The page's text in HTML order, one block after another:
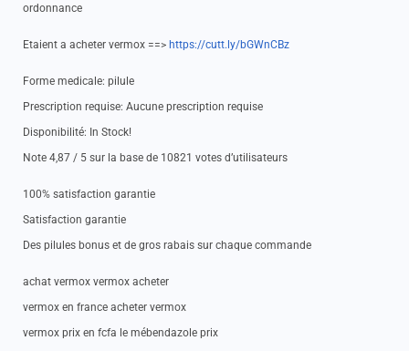
ordonnance
Etaient a acheter vermox ==> https://cutt.ly/bGWnCBz
Forme medicale: pilule
Prescription requise: Aucune prescription requise
Disponibilité: In Stock!
Note 4,87 / 5 sur la base de 10821 votes d’utilisateurs
100% satisfaction garantie
Satisfaction garantie
Des pilules bonus et de gros rabais sur chaque commande
achat vermox vermox acheter
vermox en france acheter vermox
vermox prix en fcfa le mébendazole prix